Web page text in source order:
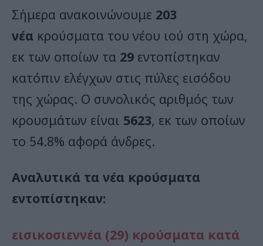
Σήμερα ανακοινώνουμε 203
νέα κρούσματα του νέου ιού στη χώρα,
εκ των οποίων τα 29 εντοπίστηκαν
κατόπιν ελέγχων στις πύλες εισόδου
της χώρας. Ο συνολικός αριθμός των
κρουσμάτων είναι 5623, εκ των οποίων
το 54.8% αφορά άνδρες.
Aναλυτικά τα νέα κρούσματα
εντοπίστηκαν:
εισικοσιεννέα (29) κρούσματα κατά